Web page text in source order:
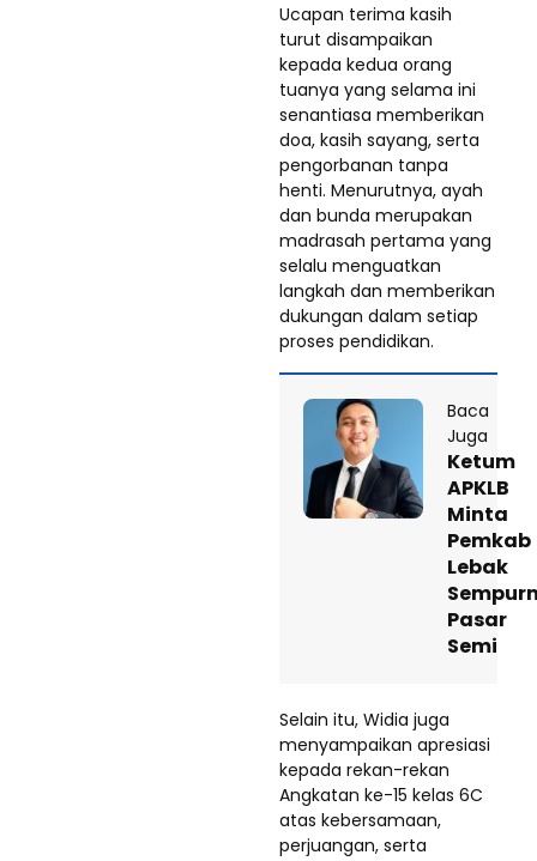
Ucapan terima kasih
turut disampaikan
kepada kedua orang
tuanya yang selama ini
senantiasa memberikan
doa, kasih sayang, serta
pengorbanan tanpa
henti. Menurutnya, ayah
dan bunda merupakan
madrasah pertama yang
selalu menguatkan
langkah dan memberikan
dukungan dalam setiap
proses pendidikan.
Baca
Juga
Ketum
APKLB
Minta
Pemkab
Lebak
Pasar
Semi
Selain itu, Widia juga
menyampaikan apresiasi
kepada rekan-rekan
Angkatan ke-15 kelas 6C
atas kebersamaan,
perjuangan, serta